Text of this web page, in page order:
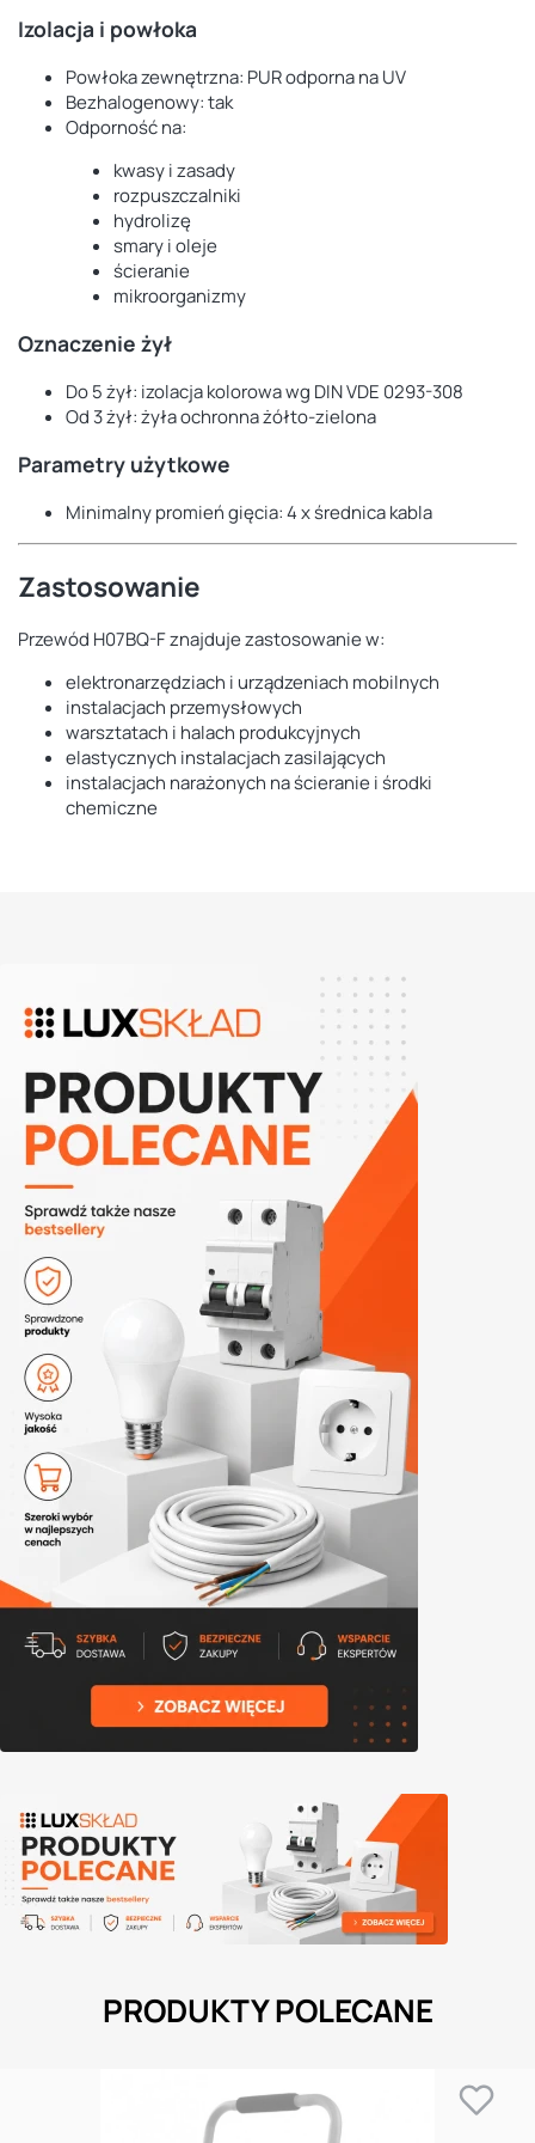
Izolacja i powłoka
Powłoka zewnętrzna: PUR odporna na UV
Bezhalogenowy: tak
Odporność na:
kwasy i zasady
rozpuszczalniki
hydrolizę
smary i oleje
ścieranie
mikroorganizmy
Oznaczenie żył
Do 5 żył: izolacja kolorowa wg DIN VDE 0293-308
Od 3 żył: żyła ochronna żółto-zielona
Parametry użytkowe
Minimalny promień gięcia: 4 x średnica kabla
Zastosowanie
Przewód H07BQ-F znajduje zastosowanie w:
elektronarzędziach i urządzeniach mobilnych
instalacjach przemysłowych
warsztatach i halach produkcyjnych
elastycznych instalacjach zasilających
instalacjach narażonych na ścieranie i środki
chemiczne
PRODUKTY POLECANE